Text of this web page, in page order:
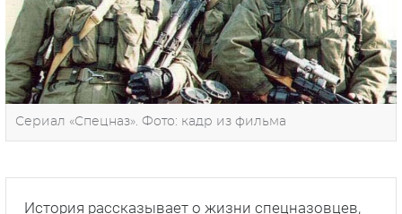
Сериал «Спецназ». Фото: кадр из фильма
История рассказывает о жизни спецназовцев,